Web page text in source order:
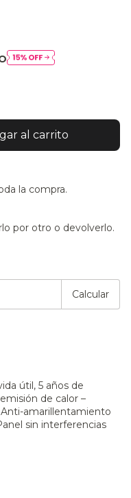
la compra.
por otro o devolverlo.
Calcular
útil, 5 años de
de calor –
amarillentamiento
sin interferencias